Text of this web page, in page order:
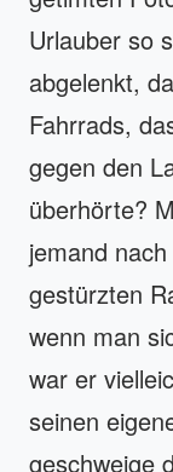
Urlauber so
abgelenkt,
Fahrrads,
gegen den
überhörte?
jemand
gestürzten
wenn man
war er
seinen
geschweige